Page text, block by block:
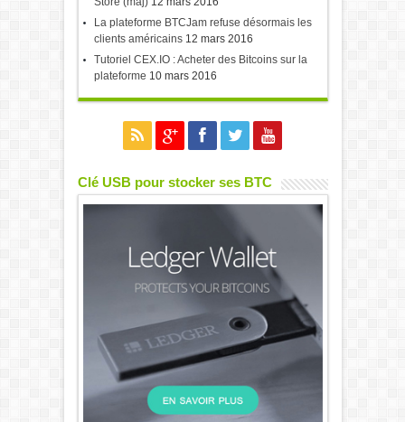
La plateforme BTCJam refuse désormais les
clients américains 12 mars 2016
Tutoriel CEX.IO : Acheter des Bitcoins sur la
plateforme 10 mars 2016
Clé USB pour stocker ses BTC